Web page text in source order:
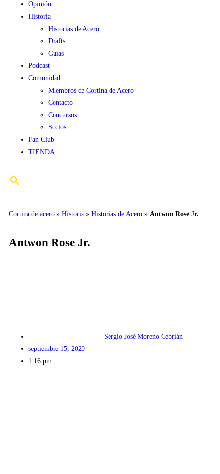
Opinión
Historia
Historias de Acero
Drafts
Guías
Podcast
Comunidad
Miembros de Cortina de Acero
Contacto
Concursos
Socios
Fan Club
TIENDA
Cortina de acero » Historia » Historias de Acero » Antwon Rose Jr.
Antwon Rose Jr.
Sergio José Moreno Cebrián
septiembre 15, 2020
1:16 pm